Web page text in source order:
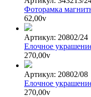
Фоторамка
62,00v
Артикул: 20802/24
Елочное
270,00v
Артикул: 20802/08
Елочное
270,00v